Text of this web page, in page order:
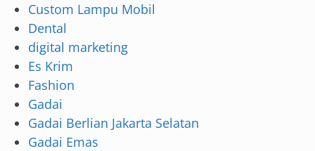
Custom Lampu Mobil
Dental
digital marketing
Es Krim
Fashion
Gadai
Gadai Berlian Jakarta Selatan
Gadai Emas